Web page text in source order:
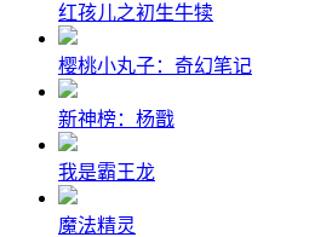
红孩儿之初生牛犊
樱桃小丸子：奇幻笔记
新神榜：杨戬
我是霸王龙
魔法精灵